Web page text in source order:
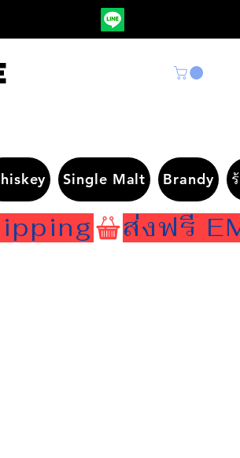
Single Malt Brandy